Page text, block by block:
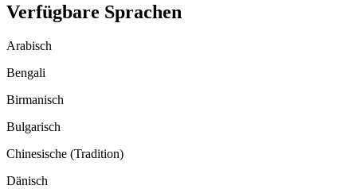
Verfügbare Sprachen
Arabisch
Bengali
Birmanisch
Bulgarisch
Chinesische (Tradition)
Dänisch